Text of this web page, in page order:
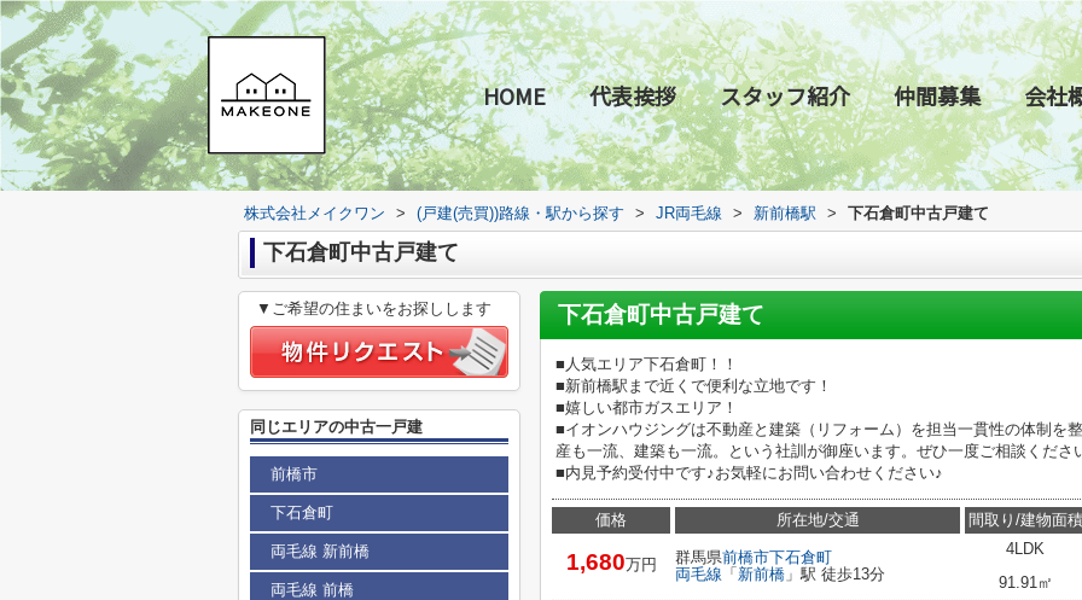
HOME 代表挨拶 スタッフ紹介 仲間募集 会社
株式会社メイクワン > (戸建(売買))路線・駅から探す > JR両毛線 > 新前橋駅 > 下石倉町中古戸建て
下石倉町中古戸建て
下石倉町中古戸建て
■人気エリア下石倉町！！
■新前橋駅まで近くで便利な立地です！
■嬉しい都市ガスエリア！
■イオンハウジングは不動産と建築（リフォーム）を担当一貫性の体制を
産も一流、建築も一流。という社訓が御座います。ぜひ一度ご相談くださ
■内見予約受付中です♪お気軽にお問い合わせください♪
価格
1,680万円
所在地/交通
群馬県前橋市下石倉町
両毛線 「 新前橋 」駅 徒歩13分
間取り/建物面積
4LDK
91.91㎡
▼ご希望の住まいをお探しします
同じエリアの中古一戸建
前橋市
下石倉町
両毛線 新前橋
両毛線 前橋